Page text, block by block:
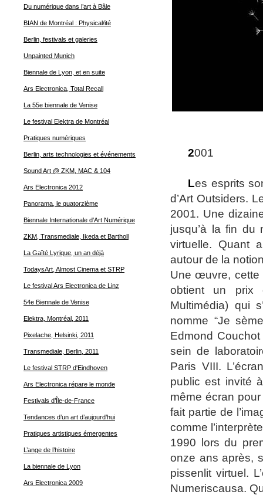
Du numérique dans l’art à Bâle
BIAN de Montréal : Physical/ité
Berlin, festivals et galeries
Unpainted Munich
Biennale de Lyon, et en suite
Ars Electronica, Total Recall
La 55e biennale de Venise
Le festival Elektra de Montréal
Pratiques numériques
Berlin, arts technologies et événements
Sound Art @ ZKM, MAC & 104
Ars Electronica 2012
Panorama, le quatorzième
Biennale Internationale d'Art Numérique
ZKM, Transmediale, Ikeda et Bartholl
La Gaîté Lyrique, un an déjà
TodaysArt, Almost Cinema et STRP
Le festival Ars Electronica de Linz
54e Biennale de Venise
Elektra, Montréal, 2011
Pixelache, Helsinki, 2011
Transmediale, Berlin, 2011
Le festival STRP d'Eindhoven
Ars Electronica répare le monde
Festivals d’Île-de-France
Tendances d’un art d’aujourd’hui
Pratiques artistiques émergentes
L’ange de l’histoire
La biennale de Lyon
Ars Electronica 2009
2001
Les esprits
d’Art Outsiders.
2001. Une
jusqu’à la fin du
virtuelle. Quant
autour de la
Une œuvre, cette
obtient un prix
Multimédia) qui
nomme “Je
Edmond
sein de
Paris VIII.
public est invité
même écran
fait partie de
comme
1990 lors du
onze ans après,
pissenlit virtuel.
Numeriscausa.